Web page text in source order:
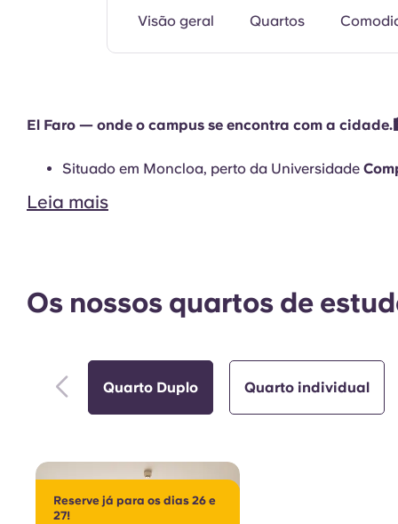
Visão geral Quartos
El Faro — onde o campus se encontra com a
Situado em Moncloa, perto da Universidade
Leia mais
Os nossos quartos de
Quarto Duplo Quarto individual
Reserve já para os dias 26 e
27!